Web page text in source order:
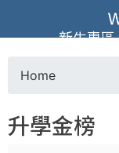
葳
格
高
o
Home
升學金榜
新生專區